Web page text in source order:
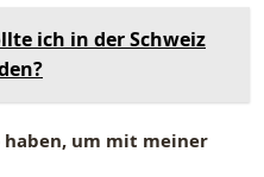
ich in der Schweiz
haben, um mit meiner